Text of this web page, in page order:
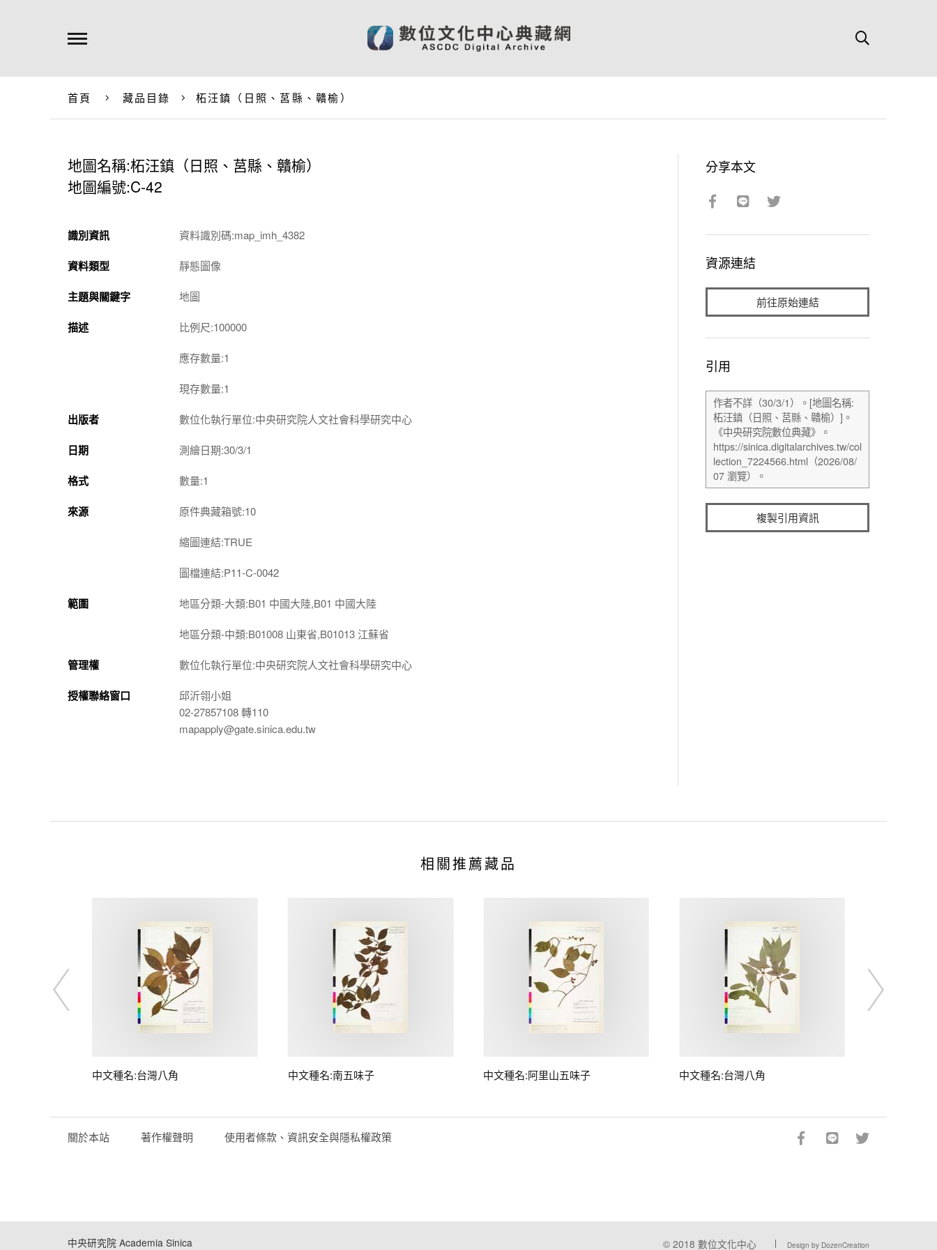
首頁 藏品目錄 柘汪鎮（日照、莒縣、贛榆）
地圖名稱:柘汪鎮（日照、莒縣、贛榆）
地圖編號:C-42
識別資訊 資料識別碼:map_imh_4382
資料類型 靜態圖像
主題與關鍵字 地圖
描述 比例尺:100000
應存數量:1
現存數量:1
出版者 數位化執行單位:中央研究院人文社會科學研究中心
日期 測繪日期:30/3/1
格式 數量:1
來源 原件典藏箱號:10
縮圖連結:TRUE
圖檔連結:P11-C-0042
範圍 地區分類-大類:B01 中國大陸,B01 中國大陸
地區分類-中類:B01008 山東省,B01013 江蘇省
管理權 數位化執行單位:中央研究院人文社會科學研究中心
授權聯絡窗口
邱沂翎小姐
02-27857108 轉110
mapapply@gate.sinica.edu.tw
分享本文
資源連結
前往原始連結
引用
複製引用資訊
相關推薦藏品
中文種名:台灣八角 中文種名:南五味子 中文種名:阿里山五味子 中文種名:台灣八角
關於本站 著作權聲明 使用者條款、資訊安全與隱私權政策
中央研究院 Academia Sinica © 2018 數位文化中心 Design by DozenCreation